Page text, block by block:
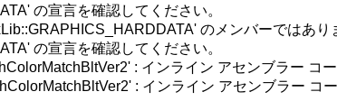
の宣言を確認してください。
のメンバーではあり
の宣言を確認してください。
: インライン アセンブラー コ
: インライン アセンブラー コ